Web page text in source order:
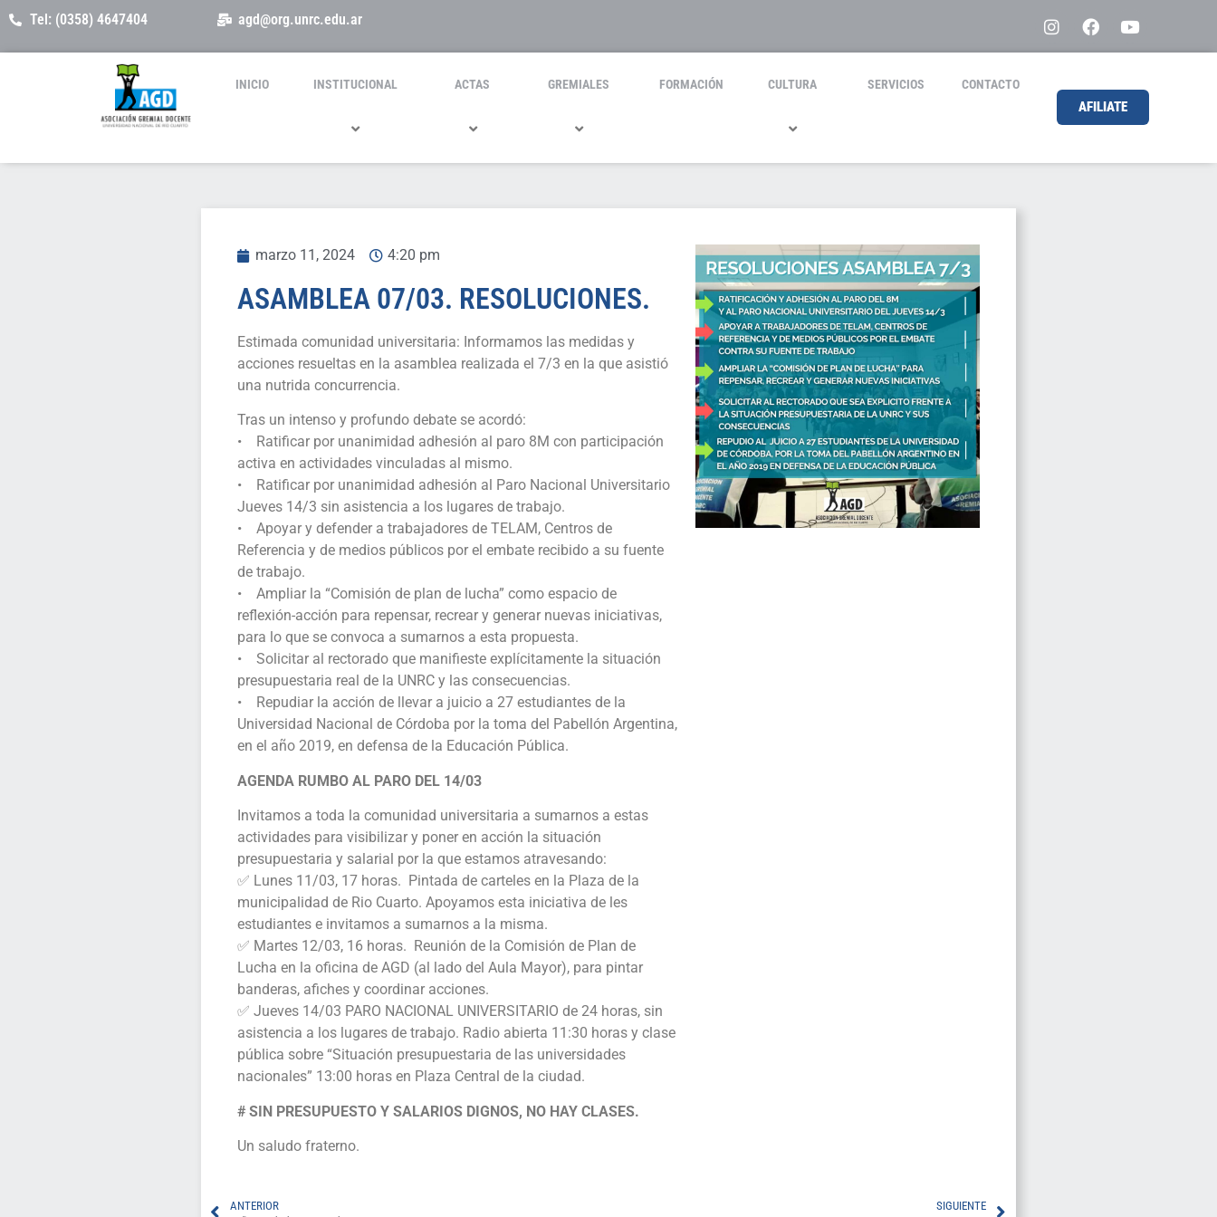
Tel: (0358) 4647404 agd@org.unrc.edu.ar
INICIO INSTITUCIONAL ACTAS GREMIALES FORMACIÓN CULTURA SERVICIOS CONTACTO
AFILIATE
marzo 11, 2024 4:20 pm
ASAMBLEA 07/03. RESOLUCIONES.
Estimada comunidad universitaria: Informamos las medidas y
acciones resueltas en la asamblea realizada el 7/3 en la que asistió
una nutrida concurrencia.
Tras un intenso y profundo debate se acordó:
• Ratificar por unanimidad adhesión al paro 8M con participación
activa en actividades vinculadas al mismo.
• Ratificar por unanimidad adhesión al Paro Nacional Universitario
Jueves 14/3 sin asistencia a los lugares de trabajo.
• Apoyar y defender a trabajadores de TELAM, Centros de
Referencia y de medios públicos por el embate recibido a su fuente
de trabajo.
• Ampliar la “Comisión de plan de lucha” como espacio de
reflexión-acción para repensar, recrear y generar nuevas iniciativas,
para lo que se convoca a sumarnos a esta propuesta.
• Solicitar al rectorado que manifieste explícitamente la situación
presupuestaria real de la UNRC y las consecuencias.
• Repudiar la acción de llevar a juicio a 27 estudiantes de la
Universidad Nacional de Córdoba por la toma del Pabellón Argentina,
en el año 2019, en defensa de la Educación Pública.
AGENDA RUMBO AL PARO DEL 14/03
Invitamos a toda la comunidad universitaria a sumarnos a estas
actividades para visibilizar y poner en acción la situación
presupuestaria y salarial por la que estamos atravesando:
✅ Lunes 11/03, 17 horas. Pintada de carteles en la Plaza de la
municipalidad de Rio Cuarto. Apoyamos esta iniciativa de les
estudiantes e invitamos a sumarnos a la misma.
✅ Martes 12/03, 16 horas. Reunión de la Comisión de Plan de
Lucha en la oficina de AGD (al lado del Aula Mayor), para pintar
banderas, afiches y coordinar acciones.
✅ Jueves 14/03 PARO NACIONAL UNIVERSITARIO de 24 horas, sin
asistencia a los lugares de trabajo. Radio abierta 11:30 horas y clase
pública sobre “Situación presupuestaria de las universidades
nacionales” 13:00 horas en Plaza Central de la ciudad.
# SIN PRESUPUESTO Y SALARIOS DIGNOS, NO HAY CLASES.
Un saludo fraterno.
ANTERIOR SIGUIENTE